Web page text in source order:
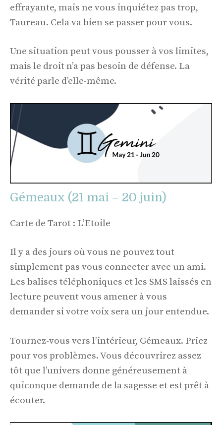
effrayante, mais ne vous inquiétez pas trop,
Taureau. Cela va bien se passer pour vous.
Une situation peut vous pousser à vos limites,
mais le droit n’a pas besoin de défense. La
vérité parle d’elle-même.
Gémeaux (21 mai – 20 juin)
Carte de Tarot : L’Etoile
Il y a des jours où vous ne pouvez tout
simplement pas vous connecter avec un ami.
Les balises téléphoniques et les SMS laissés en
lecture peuvent vous amener à vous
demander si votre voix sera un jour entendue.
Tournez-vous vers l’intérieur, Gémeaux. Priez
pour vos problèmes. Vous découvrirez assez
tôt que l’univers donne généreusement à
quiconque demande de la sagesse et est prêt à
écouter.